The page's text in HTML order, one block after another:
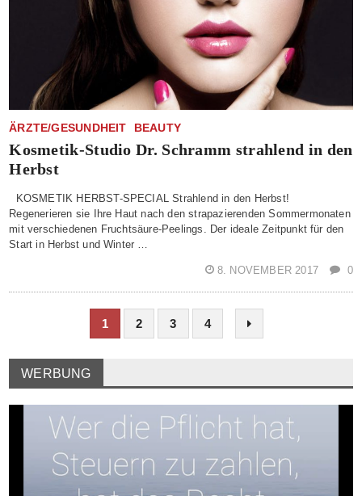
ÄRZTE/GESUNDHEIT BEAUTY
Kosmetik-Studio Dr. Schramm strahlend in den
Herbst
KOSMETIK HERBST-SPECIAL Strahlend in den Herbst!
Regenerieren sie Ihre Haut nach den strapazierenden Sommermonaten
mit verschiedenen Fruchtsäure-Peelings. Der ideale Zeitpunkt für den
Start in Herbst und Winter …
8. NOVEMBER 2017 0
1 2 3 4
WERBUNG